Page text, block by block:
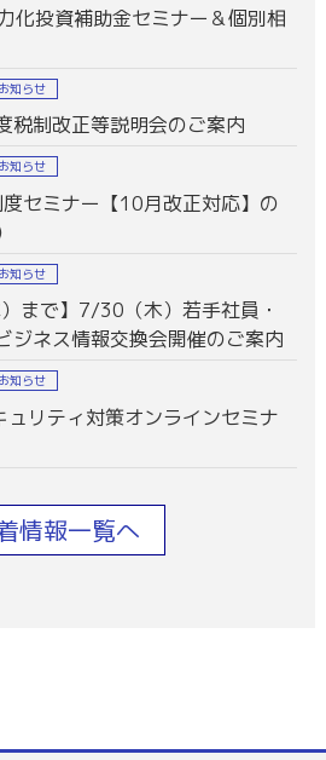
化投資補助金セミナー＆個別相
お知らせ
制改正等説明会のご案内
お知らせ
セミナー【10月改正対応】の
お知らせ
まで】7/30（木）若手社員・
ジネス情報交換会開催のご案内
お知らせ
リティ対策オンラインセミナ
情報一覧へ